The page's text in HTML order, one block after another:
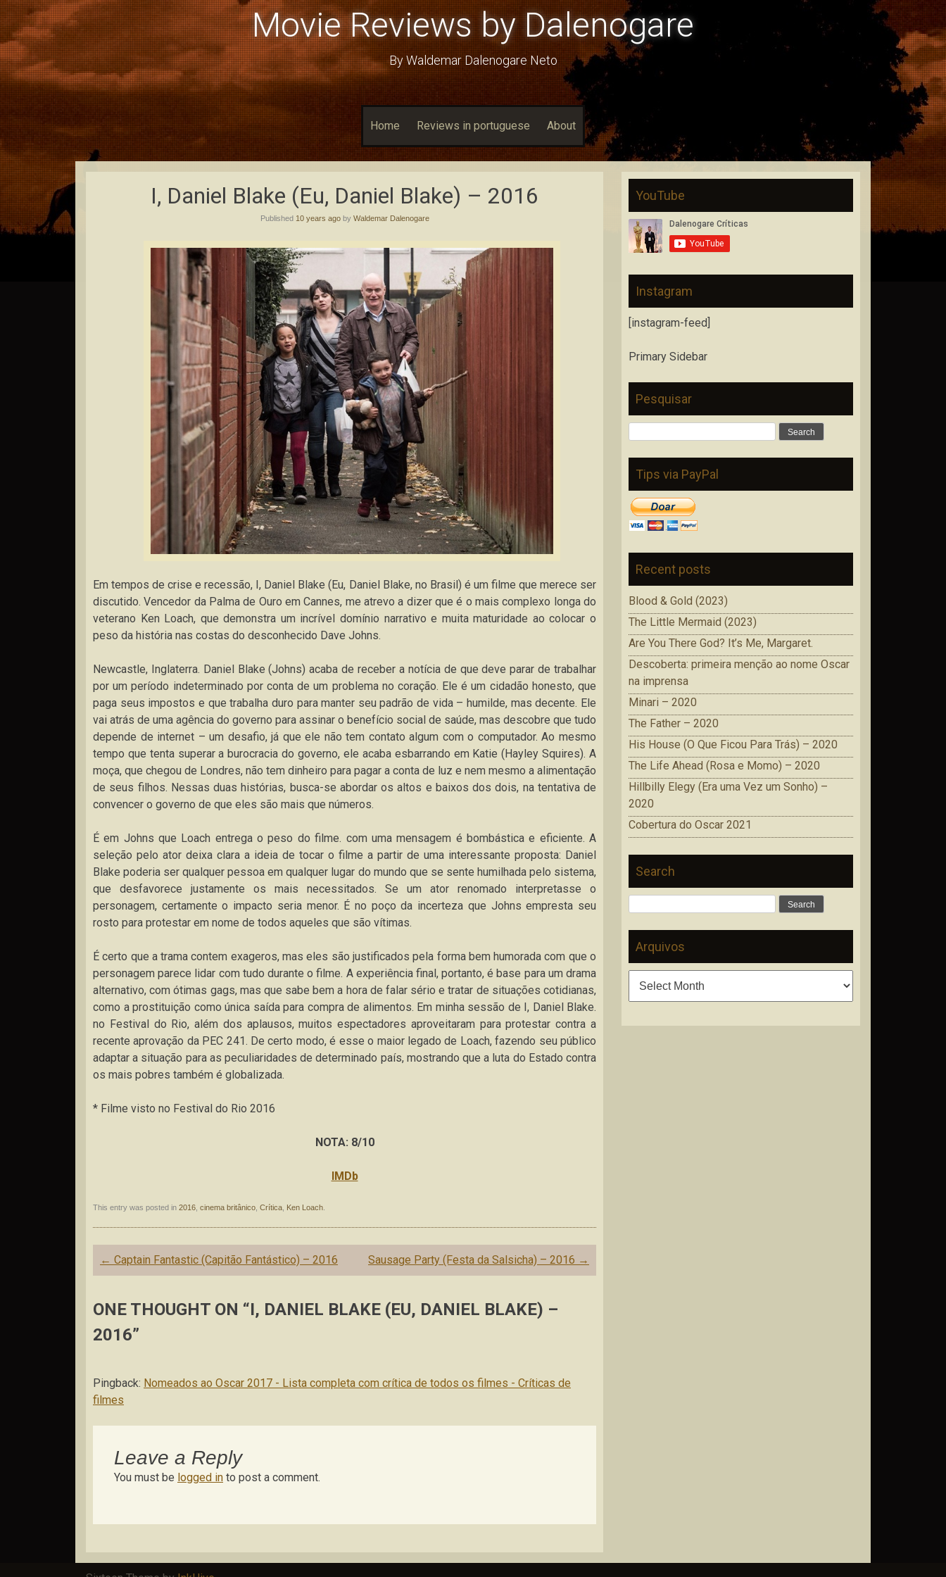
Movie Reviews by Dalenogare
By Waldemar Dalenogare Neto
Home Reviews in portuguese About
I, Daniel Blake (Eu, Daniel Blake) – 2016
Published 10 years agoby Waldemar Dalenogare
Em tempos de crise e recessão, I, Daniel Blake (Eu, Daniel Blake, no Brasil) é um filme que merece ser
discutido. Vencedor da Palma de Ouro em Cannes, me atrevo a dizer que é o mais complexo longa do
veterano Ken Loach, que demonstra um incrível domínio narrativo e muita maturidade ao colocar o
peso da história nas costas do desconhecido Dave Johns.
Newcastle, Inglaterra. Daniel Blake (Johns) acaba de receber a notícia de que deve parar de trabalhar
por um período indeterminado por conta de um problema no coração. Ele é um cidadão honesto, que
paga seus impostos e que trabalha duro para manter seu padrão de vida – humilde, mas decente. Ele
vai atrás de uma agência do governo para assinar o benefício social de saúde, mas descobre que tudo
depende de internet – um desafio, já que ele não tem contato algum com o computador. Ao mesmo
tempo que tenta superar a burocracia do governo, ele acaba esbarrando em Katie (Hayley Squires). A
moça, que chegou de Londres, não tem dinheiro para pagar a conta de luz e nem mesmo a alimentação
de seus filhos. Nessas duas histórias, busca-se abordar os altos e baixos dos dois, na tentativa de
convencer o governo de que eles são mais que números.
É em Johns que Loach entrega o peso do filme. com uma mensagem é bombástica e eficiente. A
seleção pelo ator deixa clara a ideia de tocar o filme a partir de uma interessante proposta: Daniel
Blake poderia ser qualquer pessoa em qualquer lugar do mundo que se sente humilhada pelo sistema,
que desfavorece justamente os mais necessitados. Se um ator renomado interpretasse o
personagem, certamente o impacto seria menor. É no poço da incerteza que Johns empresta seu
rosto para protestar em nome de todos aqueles que são vítimas.
É certo que a trama contem exageros, mas eles são justificados pela forma bem humorada com que o
personagem parece lidar com tudo durante o filme. A experiência final, portanto, é base para um drama
alternativo, com ótimas gags, mas que sabe bem a hora de falar sério e tratar de situações cotidianas,
como a prostituição como única saída para compra de alimentos. Em minha sessão de I, Daniel Blake.
no Festival do Rio, além dos aplausos, muitos espectadores aproveitaram para protestar contra a
recente aprovação da PEC 241. De certo modo, é esse o maior legado de Loach, fazendo seu público
adaptar a situação para as peculiaridades de determinado país, mostrando que a luta do Estado contra
os mais pobres também é globalizada.
* Filme visto no Festival do Rio 2016
NOTA: 8/10
IMDb
This entry was posted in 2016 cinema britânico Crítica Ken Loach
Post
navigation
← Captain Fantastic (Capitão Fantástico) – 2016 Sausage Party (Festa da Salsicha) – 2016 →
ONE THOUGHT ON “I, DANIEL BLAKE (EU, DANIEL BLAKE) –
2016”
Pingback: Nomeados ao Oscar 2017 - Lista completa com crítica de todos os filmes - Críticas de
filmes
Leave a Reply
You must be logged in to post a comment.
YouTube
Instagram
[instagram-feed]
Primary Sidebar
Pesquisar
Tips via PayPal
Recent posts
Blood & Gold (2023)
The Little Mermaid (2023)
Are You There God? It’s Me, Margaret.
Descoberta: primeira menção ao nome Oscar
na imprensa
Minari – 2020
The Father – 2020
His House (O Que Ficou Para Trás) – 2020
The Life Ahead (Rosa e Momo) – 2020
Hillbilly Elegy (Era uma Vez um Sonho) –
2020
Cobertura do Oscar 2021
Search
Arquivos